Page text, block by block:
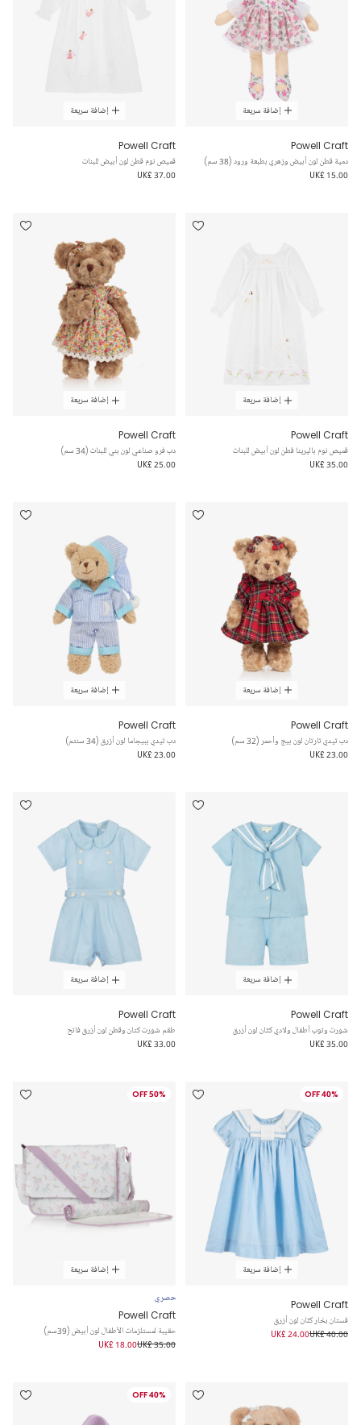
إضافة سريعة
Powell Craft
دمية قطن لون أبيض وزهري بطبعة ورود (38 سم)
UK£ 15.00
إضافة سريعة
Powell Craft
قميص نوم قطن لون أبيض للبنات
UK£ 37.00
إضافة سريعة
Powell Craft
قميص نوم باليرينا قطن لون أبيض للبنات
UK£ 35.00
إضافة سريعة
Powell Craft
دب فرو صناعي لون بني للبنات (34 سم)
UK£ 25.00
إضافة سريعة
Powell Craft
دب تيدي تارتان لون بيج وأحمر (32 سم)
UK£ 23.00
إضافة سريعة
Powell Craft
دب تيدي ببيجاما لون أزرق (34 سنتم)
UK£ 23.00
إضافة سريعة
Powell Craft
شورت وتوب أطفال ولادي كتّان لون أزرق
UK£ 35.00
إضافة سريعة
Powell Craft
طقم شورت كتان وقطن لون أزرق فاتح
UK£ 33.00
40% OFF
إضافة سريعة
Powell Craft
فستان بحّار كنّان لون أزرق
UK£ 40.00
UK£ 24.00
50% OFF
إضافة سريعة
حصري
Powell Craft
حقيبة لمستلزمات الأطفال لون أبيض (39سم)
UK£ 35.00
UK£ 18.00
40% OFF